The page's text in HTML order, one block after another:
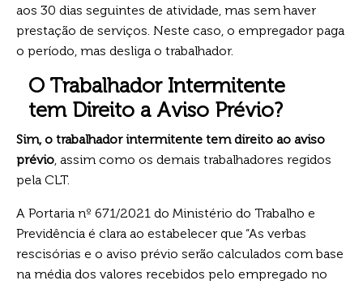
aos 30 dias seguintes de atividade, mas sem haver
prestação de serviços. Neste caso, o empregador paga
o período, mas desliga o trabalhador.
O Trabalhador Intermitente
tem Direito a Aviso Prévio?
Sim, o trabalhador intermitente tem direito ao aviso
prévio, assim como os demais trabalhadores regidos
pela CLT.
A Portaria nº 671/2021 do Ministério do Trabalho e
Previdência é clara ao estabelecer que “As verbas
rescisórias e o aviso prévio serão calculados com base
na média dos valores recebidos pelo empregado no